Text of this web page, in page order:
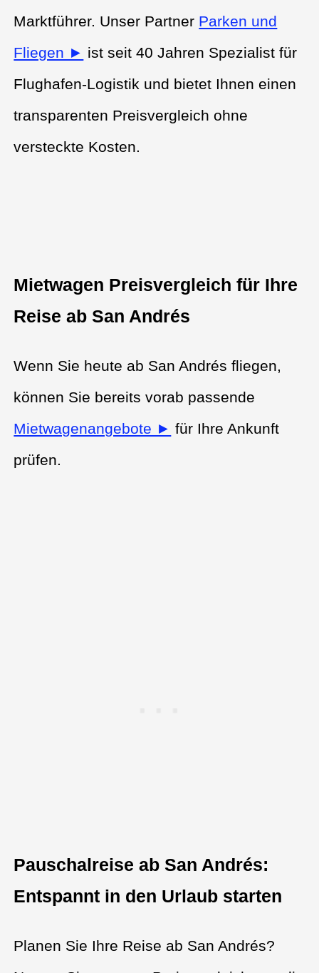
Marktführer. Unser Partner Parken und
Fliegen ► ist seit 40 Jahren Spezialist für
Flughafen-Logistik und bietet Ihnen einen
transparenten Preisvergleich ohne
versteckte Kosten.
Mietwagen Preisvergleich für Ihre
Reise ab San Andrés
Wenn Sie heute ab San Andrés fliegen,
können Sie bereits vorab passende
Mietwagenangebote ► für Ihre Ankunft
prüfen.
Pauschalreise ab San Andrés:
Entspannt in den Urlaub starten
Planen Sie Ihre Reise ab San Andrés?